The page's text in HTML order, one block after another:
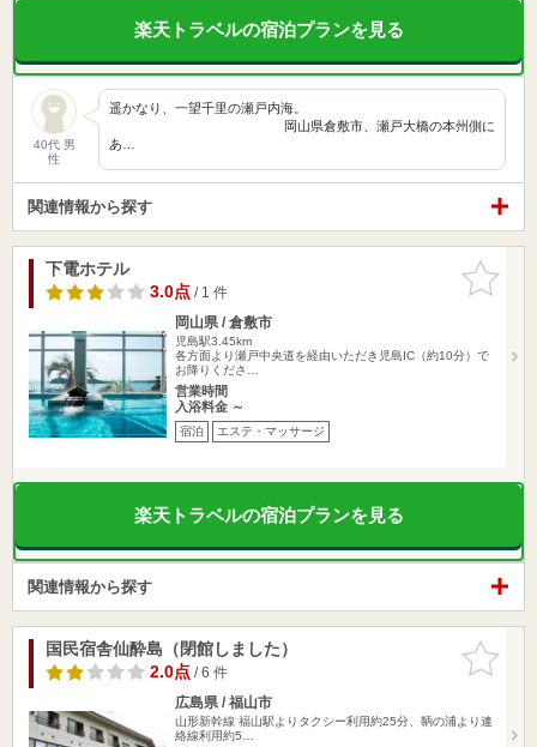
楽天トラベルの宿泊プランを見る
40代 男
性
遥かなり、一望千里の瀬戸内海。
岡山県倉敷市、瀬戸大橋の本州側に
あ…
関連情報から探す
お気に入
りに追加
下電ホテル
3.0点/ 1 件
岡山県 / 倉敷市
児島駅3.45km
各方面より瀬戸中央道を経由いただき児島IC（約10分）で
お降りくださ…
営業時間
入浴料金 ～
宿泊 エステ・マッサージ
楽天トラベルの宿泊プランを見る
関連情報から探す
お気に入
りに追加
国民宿舎仙酔島（閉館しました）
2.0点/ 6 件
広島県 / 福山市
山形新幹線 福山駅よりタクシー利用約25分、鞆の浦より連
絡線利用約5…